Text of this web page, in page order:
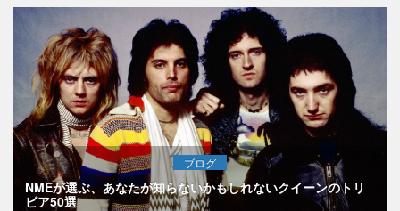
ブログ
NMEが選ぶ、あなたが知らないかもしれないクイーンのトリ
ビア50選